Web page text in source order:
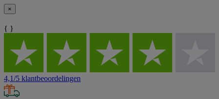
×
{ }
4,1/5 klantbeoordelingen